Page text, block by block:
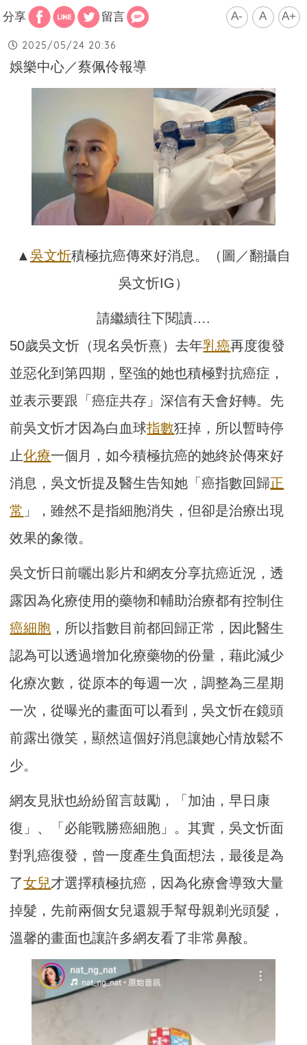
分享 留言 A- A A+
2025/05/24 20:36
娛樂中心／蔡佩伶報導
▲吳文忻積極抗癌傳來好消息。（圖／翻攝自
吳文忻IG）
請繼續往下閱讀….
50歲吳文忻（現名吳忻熹）去年乳癌再度復發
並惡化到第四期，堅強的她也積極對抗癌症，
並表示要跟「癌症共存」深信有天會好轉。先
前吳文忻才因為白血球指數狂掉，所以暫時停
止化療一個月，如今積極抗癌的她終於傳來好
消息，吳文忻提及醫生告知她「癌指數回歸正
常 」，雖然不是指細胞消失，但卻是治療出現
效果的象徵。
吳文忻日前曬出影片和網友分享抗癌近況，透
露因為化療使用的藥物和輔助治療都有控制住
癌細胞 ，所以指數目前都回歸正常，因此醫生
認為可以透過增加化療藥物的份量，藉此減少
化療次數，從原本的每週一次，調整為三星期
一次，從曝光的畫面可以看到，吳文忻在鏡頭
前露出微笑，顯然這個好消息讓她心情放鬆不
少。
網友見狀也紛紛留言鼓勵，「加油，早日康
復」、「必能戰勝癌細胞」。其實，吳文忻面
對乳癌復發，曾一度產生負面想法，最後是為
了女兒才選擇積極抗癌，因為化療會導致大量
掉髮，先前兩個女兒還親手幫母親剃光頭髮，
溫馨的畫面也讓許多網友看了非常鼻酸。